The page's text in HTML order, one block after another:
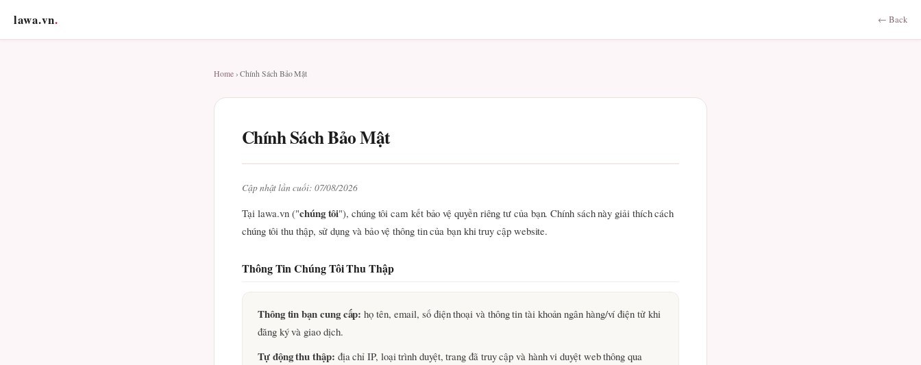
lawa.vn. ← Back
Home› Chính Sách Bảo Mật
Chính Sách Bảo Mật
Cập nhật lần cuối: 07/08/2026
Tại lawa.vn ("chúng tôi"), chúng tôi cam kết bảo vệ quyền riêng tư của bạn. Chính sách này giải thích cách
chúng tôi thu thập, sử dụng và bảo vệ thông tin của bạn khi truy cập website.
Thông Tin Chúng Tôi Thu Thập
Thông tin bạn cung cấp: họ tên, email, số điện thoại và thông tin tài khoản ngân hàng/ví điện tử khi
đăng ký và giao dịch.
Tự động thu thập: địa chỉ IP, loại trình duyệt, trang đã truy cập và hành vi duyệt web thông qua